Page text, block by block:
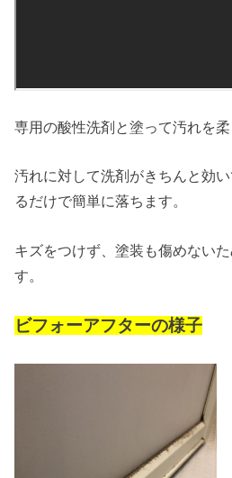
専用の酸性洗剤と塗って汚れを柔
汚れに対して洗剤がきちんと効
るだけで簡単に落ちます。
キズをつけず、塗装も傷めない
す。
ビフォーアフターの様子